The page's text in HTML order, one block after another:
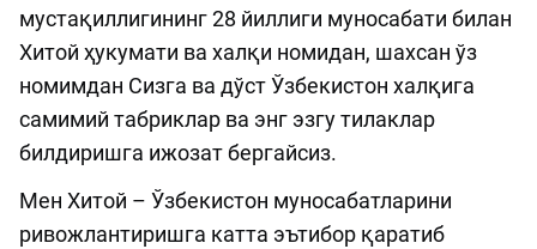
мустақиллигининг 28 йиллиги муносабати билан
Хитой ҳукумати ва халқи номидан, шахсан ўз
номимдан Сизга ва дўст Ўзбекистон халқига
самимий табриклар ва энг эзгу тилаклар
билдиришга ижозат бергайсиз.
Мен Хитой – Ўзбекистон муносабатларини
ривожлантиришга катта эътибор қаратиб